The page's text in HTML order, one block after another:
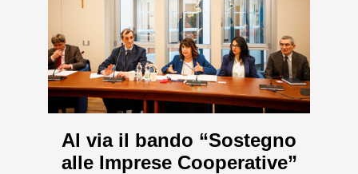
Al via il bando “Sostegno
alle Imprese Cooperative”